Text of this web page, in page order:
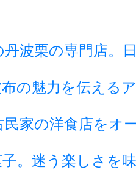
波栗の専門店。
の魅力を伝える
家の洋食店をオ
。迷う楽しさを